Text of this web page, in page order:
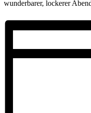
wunderbarer, lockerer